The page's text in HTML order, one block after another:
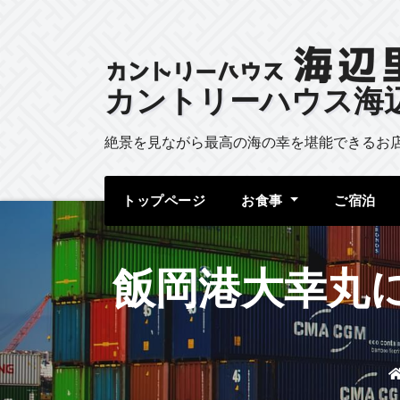
カントリーハウス海
絶景を見ながら最高の海の幸を堪能できるお
トップページ お食事 ご宿泊
飯岡港大幸丸